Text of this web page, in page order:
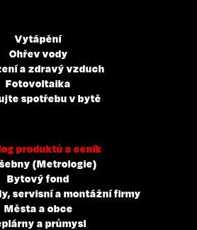
Vytápění
Ohřev vody
a zdravý vzduch
Fotovoltaika
spotřebu v bytě
produktů a ceník
(Metrologie)
Bytový fond
servisní a montážní firmy
Města a obce
a průmysl